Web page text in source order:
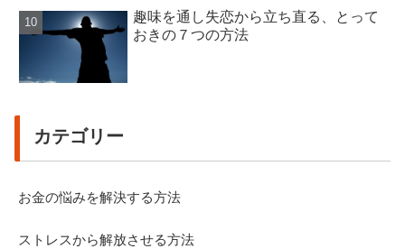
趣味を通し失恋から立ち直る、とって
おきの７つの方法
カテゴリー
お金の悩みを解決する方法
ストレスから解放させる方法